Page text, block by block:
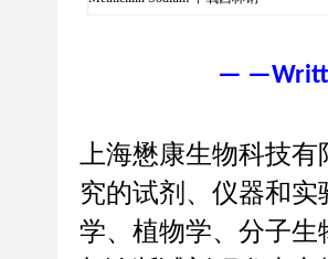
—
上海懋康生物科技
究的试剂、仪器和
学、植物学、分子